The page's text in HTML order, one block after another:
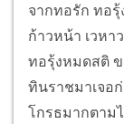
จากทอรัก ทอรุ้
ก้าวหน้า เวหา
ทอรุ้งหมดสติ
ทินราชมาเจอ
โกรธมากตามไ